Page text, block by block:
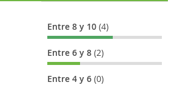
Entre 8 y 10(4)
Entre 6 y 8(2)
Entre 4 y 6(0)